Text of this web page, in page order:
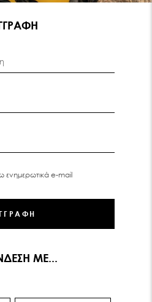
ενημερωτικά e-mail
ΜΕ...